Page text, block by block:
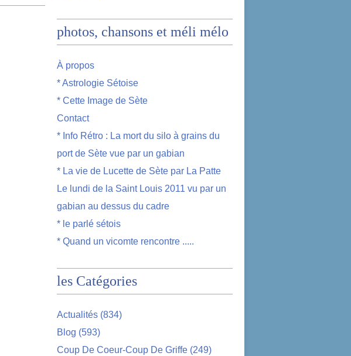
photos, chansons et méli mélo
À propos
* Astrologie Sétoise
* Cette Image de Sète
Contact
* Info Rétro : La mort du silo à grains du
port de Sète vue par un gabian
* La vie de Lucette de Sète par La Patte
Le lundi de la Saint Louis 2011 vu par un
gabian au dessus du cadre
* le parlé sétois
* Quand un vicomte rencontre .....
les Catégories
Actualités (834)
Blog (593)
Coup De Coeur-Coup De Griffe (249)